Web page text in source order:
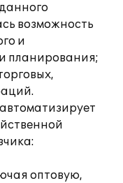
возможность
и
планирования;
оптовую,